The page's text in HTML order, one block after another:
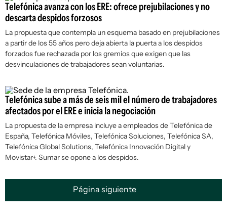
Telefónica avanza con los ERE: ofrece prejubilaciones y no
descarta despidos forzosos
La propuesta que contempla un esquema basado en prejubilaciones
a partir de los 55 años pero deja abierta la puerta a los despidos
forzados fue rechazada por los gremios que exigen que las
desvinculaciones de trabajadores sean voluntarias.
Telefónica sube a más de seis mil el número de trabajadores
afectados por el ERE e inicia la negociación
La propuesta de la empresa incluye a empleados de Telefónica de
España, Telefónica Móviles, Telefónica Soluciones, Telefónica SA,
Telefónica Global Solutions, Telefónica Innovación Digital y
Movistar+. Sumar se opone a los despidos.
Página siguiente